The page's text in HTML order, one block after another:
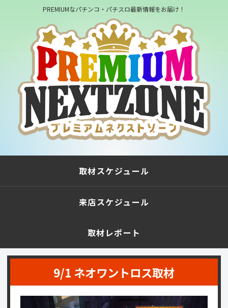
PREMIUMなパチンコ・パチスロ最新情報をお届け！
取材スケジュール
来店スケジュール
取材レポート
9/1 ネオワントロス取材